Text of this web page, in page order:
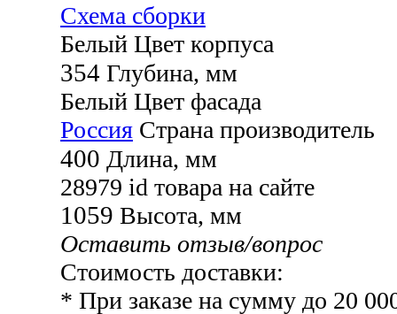
Схема сборки
Белый Цвет корпуса
354 Глубина, мм
Белый Цвет фасада
Россия Страна производитель
400 Длина, мм
28979 id товара на сайте
1059 Высота, мм
Оставить отзыв/вопрос
Стоимость доставки:
* При заказе на сумму до 20